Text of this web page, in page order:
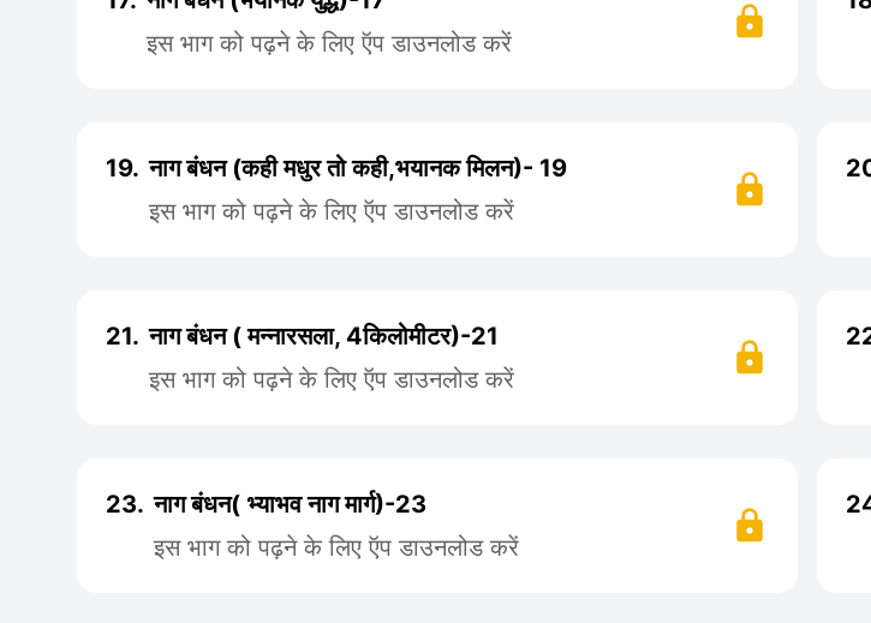
इस भाग को पढ़ने के लिए ऍप डाउनलोड करें
19. नाग बंधन (कही मधुर तो कही,भयानक मिलन)- 19
इस भाग को पढ़ने के लिए ऍप डाउनलोड करें
21. नाग बंधन ( मन्नारसला, 4किलोमीटर)-21
इस भाग को पढ़ने के लिए ऍप डाउनलोड करें
23. नाग बंधन( भ्याभव नाग मार्ग)-23
इस भाग को पढ़ने के लिए ऍप डाउनलोड करें